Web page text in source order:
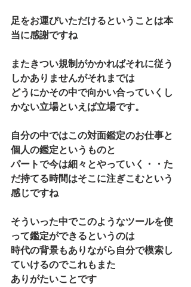
足をお運びいただけるということは本
当に感謝ですね
またきつい規制がかかればそれに従う
しかありませんがそれまでは
どうにかその中で向かい合っていくし
かない立場といえば立場です。
自分の中ではこの対面鑑定のお仕事と
個人の鑑定というものと
パートで今は細々とやっていく・・た
だ持てる時間はそこに注ぎこむという
感じですね
そういった中でこのようなツールを使
って鑑定ができるというのは
時代の背景もありながら自分で模索し
ていけるのでこれもまた
ありがたいことです